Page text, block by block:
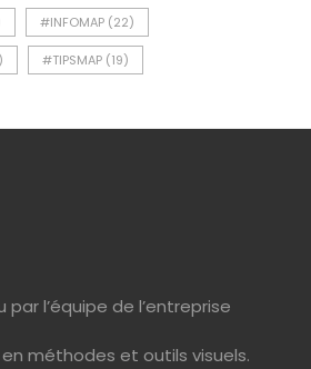
#INFOMAP (22)
#TIPSMAP (19)
l’équipe de l’entreprise
méthodes et outils visuels.